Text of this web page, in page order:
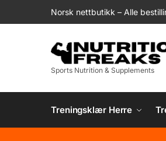
Norsk nettbutikk – Alle
Sports Nutrition & Supplements
Treningsklær Herre